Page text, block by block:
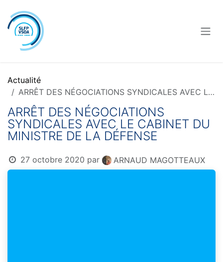
Actualité
ARRÊT DES NÉGOCIATIONS SYNDICALES AVEC LE CABINET DU MINISTRE DE LA DÉFENSE
ARRÊT DES NÉGOCIATIONS
SYNDICALES AVEC LE CABINET DU
MINISTRE DE LA DÉFENSE
27 octobre 2020 par ARNAUD MAGOTTEAUX